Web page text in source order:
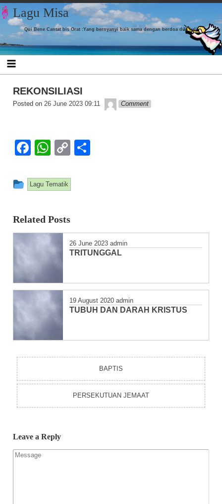
Skip to content
Lagu Misa
Qui Bene Cantat bis Orat :Yang bernyanyi baik sama dengan berdoa dua kali
REKONSILIASI
Posted on 26 June 2023 09:11 admin
Comment
Facebook
WhatsApp
Copy
This entry was posted in
Lagu Tematik
Related Posts
26 June 2023 admin
TRITUNGGAL
19 August 2020 admin
TUBUH DAN DARAH KRISTUS
BAPTIS
PERSEKUTUAN JEMAAT
Leave a Reply